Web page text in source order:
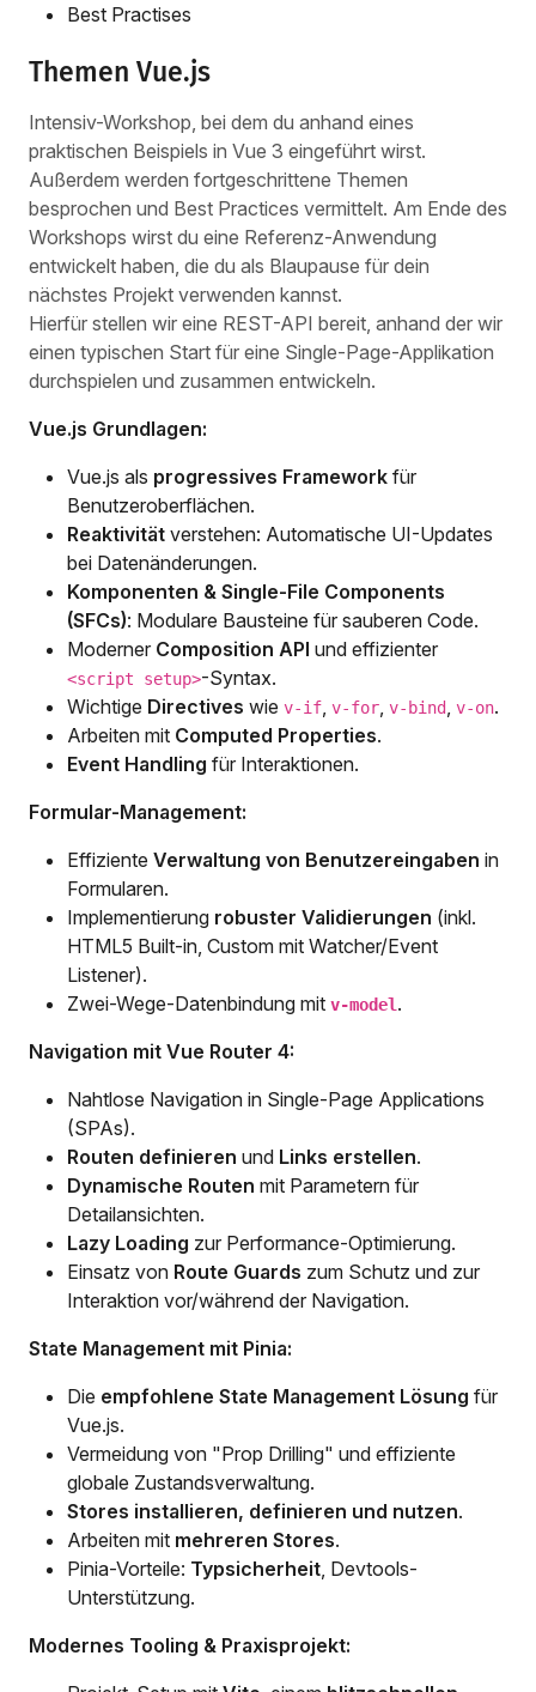
Best Practises
Themen Vue.js
Intensiv-Workshop, bei dem du anhand eines
praktischen Beispiels in Vue 3 eingeführt wirst.
Außerdem werden fortgeschrittene Themen
besprochen und Best Practices vermittelt. Am Ende des
Workshops wirst du eine Referenz-Anwendung
entwickelt haben, die du als Blaupause für dein
nächstes Projekt verwenden kannst.
Hierfür stellen wir eine REST-API bereit, anhand der wir
einen typischen Start für eine Single-Page-Applikation
durchspielen und zusammen entwickeln.
Vue.js Grundlagen:
Vue.js als progressives Framework für
Benutzeroberflächen.
Reaktivität verstehen: Automatische UI-Updates
bei Datenänderungen.
Komponenten & Single-File Components
(SFCs): Modulare Bausteine für sauberen Code.
Moderner Composition API und effizienter
<script setup>-Syntax.
Wichtige Directives wie v-if v-for v-bind v-on.
Arbeiten mit Computed Properties.
Event Handling für Interaktionen.
Formular-Management:
Effiziente Verwaltung von Benutzereingaben in
Formularen.
Implementierung robuster Validierungen (inkl.
HTML5 Built-in, Custom mit Watcher/Event
Listener).
Zwei-Wege-Datenbindung mit v-model .
Navigation mit Vue Router 4:
Nahtlose Navigation in Single-Page Applications
(SPAs).
Routen definieren und Links erstellen.
Dynamische Routen mit Parametern für
Detailansichten.
Lazy Loading zur Performance-Optimierung.
Einsatz von Route Guards zum Schutz und zur
Interaktion vor/während der Navigation.
State Management mit Pinia:
Die empfohlene State Management Lösung für
Vue.js.
Vermeidung von "Prop Drilling" und effiziente
globale Zustandsverwaltung.
Stores installieren, definieren und nutzen.
Arbeiten mit mehreren Stores.
Pinia-Vorteile: Typsicherheit , Devtools-
Unterstützung.
Modernes Tooling & Praxisprojekt: